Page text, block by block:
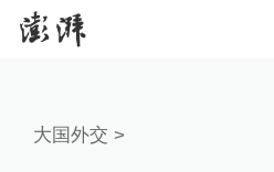
大国外交 >